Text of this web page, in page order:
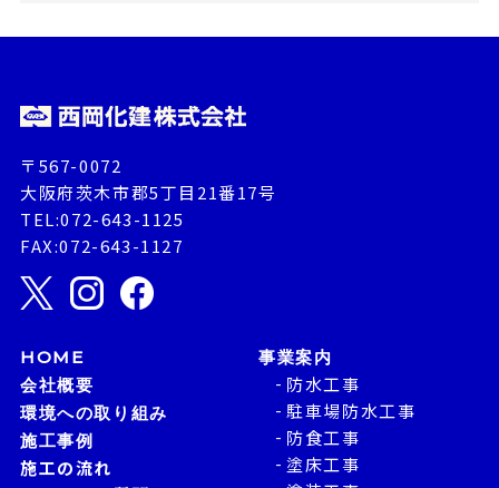
〒567-0072
大阪府茨木市郡5丁目21番17号
TEL:072-643-1125
FAX:072-643-1127
HOME
会社概要
環境への取り組み
施工事例
施工の流れ
事業案内
防水工事
駐車場防水工事
防食工事
塗床工事